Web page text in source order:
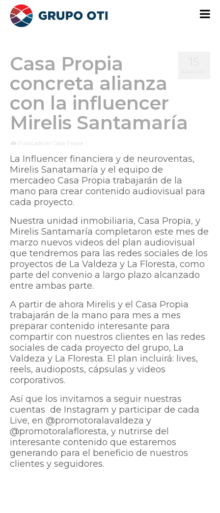
Casa Propia
concreta alianza
con la influencer
Mirelis Santamaría
Publicado en Casa Propia |
La Influencer financiera y de neuroventas,
Mirelis Sanatamaría y el equipo de
mercadeo Casa Propia trabajarán de la
mano para crear contenido audiovisual para
cada proyecto.
Nuestra unidad inmobiliaria, Casa Propia, y
Mirelis Santamaría completaron este mes de
marzo nuevos videos del plan audiovisual
que tendremos para las redes sociales de los
proyectos de La Valdeza y La Floresta, como
parte del convenio a largo plazo alcanzado
entre ambas parte.
A partir de ahora Mirelis y el Casa Propia
trabajarán de la mano para mes a mes
preparar contenido interesante para
compartir con nuestros clientes en las redes
sociales de cada proyecto del grupo, La
Valdeza y La Floresta. El plan incluirá: lives,
reels, audioposts, cápsulas y videos
corporativos.
Así que los invitamos a seguir nuestras
cuentas de Instagram y participar de cada
Live, en @promotoralavaldeza y
@promotoralafloresta, y nutrirse del
interesante contenido que estaremos
generando para el beneficio de nuestros
clientes y seguidores.